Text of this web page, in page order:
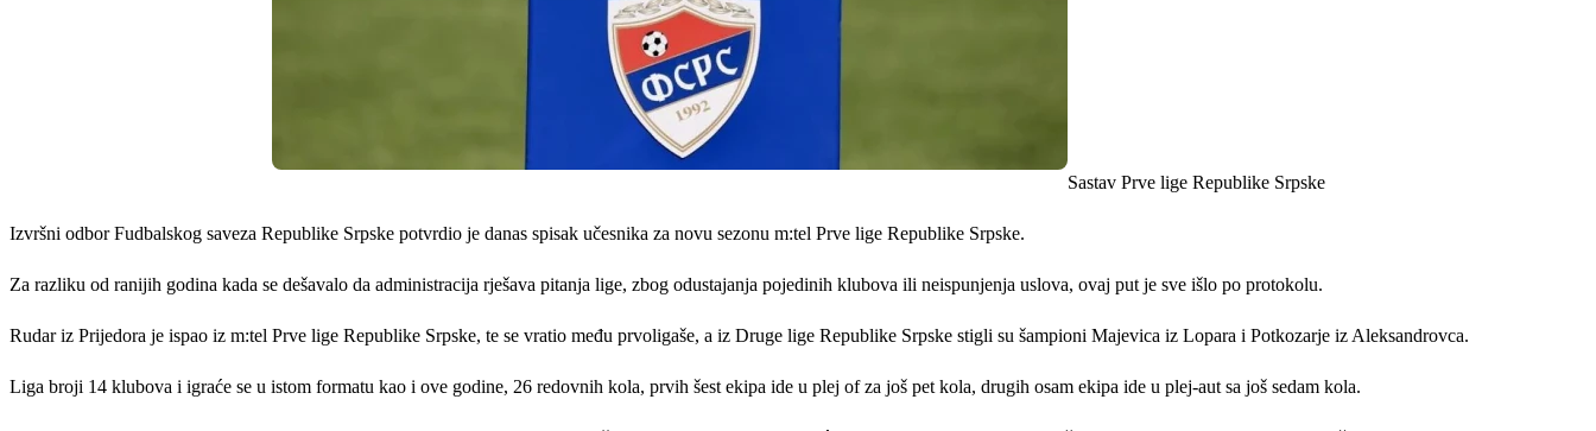
Sastav Prve lige Republike Srpske
Izvršni odbor Fudbalskog saveza Republike Srpske potvrdio je danas spisak učesnika za novu sezonu m:tel Prve lige Republike Srpske.
Za razliku od ranijih godina kada se dešavalo da administracija rješava pitanja lige, zbog odustajanja pojedinih klubova ili neispunjenja uslova, ovaj put je sve išlo po protokolu.
Rudar iz Prijedora je ispao iz m:tel Prve lige Republike Srpske, te se vratio među prvoligaše, a iz Druge lige Republike Srpske stigli su šampioni Majevica iz Lopara i Potkozarje iz Aleksandrovca.
Liga broji 14 klubova i igraće se u istom formatu kao i ove godine, 26 redovnih kola, prvih šest ekipa ide u plej of za još pet kola, drugih osam ekipa ide u plej-aut sa još sedam kola.